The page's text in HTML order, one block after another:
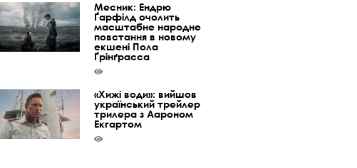
Месник: Ендрю
Ґарфілд очолить
масштабне народне
повстання в новому
екшені Пола
Ґрінґрасса
«Хижі води»: вийшов
український трейлер
трилера з Аароном
Екгартом